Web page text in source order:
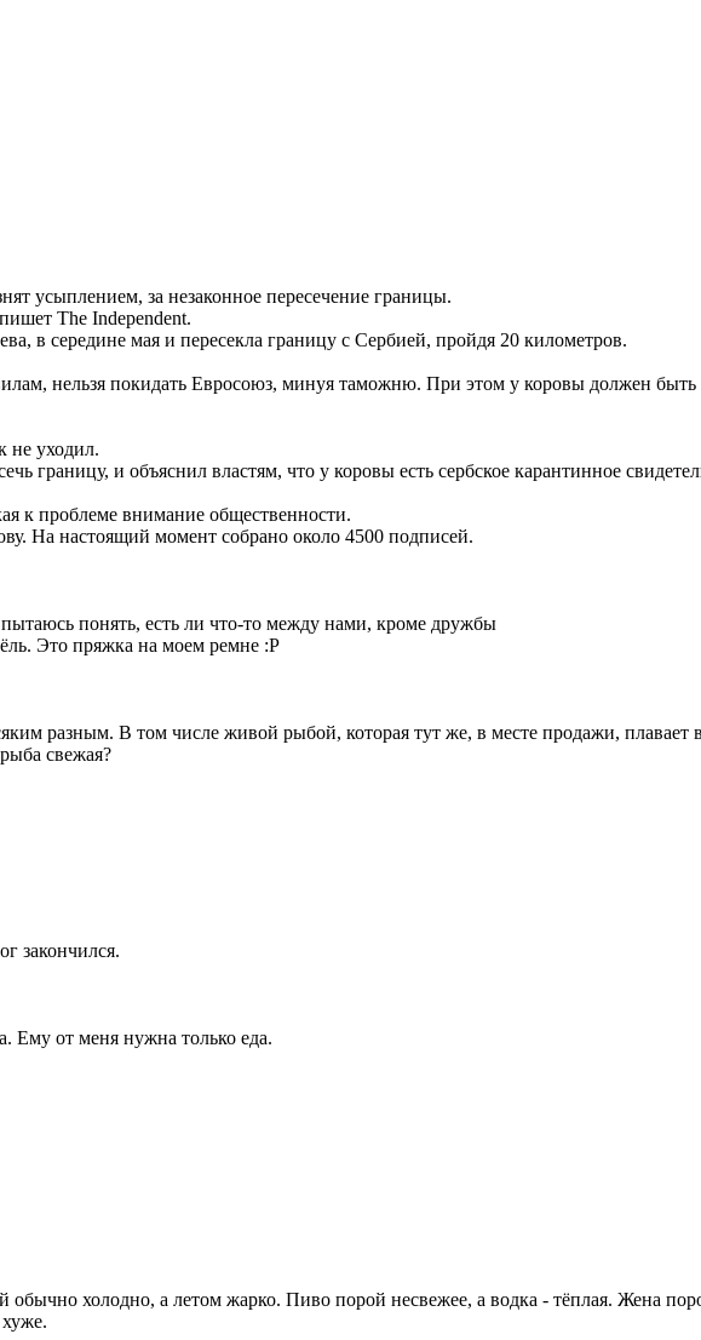
усыплением, за незаконное пересечение границы.
The Independent.
в середине мая и пересекла границу с Сербией, пройдя 20 километров.
нельзя покидать Евросоюз, минуя таможню. При этом у коровы должен быть
не уходил.
границу, и объяснил властям, что у коровы есть сербское карантинное
к проблеме внимание общественности.
На настоящий момент собрано около 4500 подписей.
понять, есть ли что-то между нами, кроме дружбы
Это пряжка на моем ремне :P
разным. В том числе живой рыбой, которая тут же, в месте продажи,
свежая?
закончился.
Ему от меня нужна только еда.
холодно, а летом жарко. Пиво порой несвежее, а водка - тёплая. Жена